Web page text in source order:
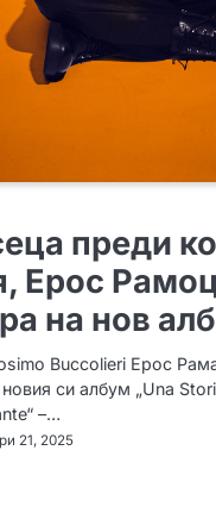
преди
Ерос
на нов
Buccolieri Ерос
си албум „Una
–…
21, 2025